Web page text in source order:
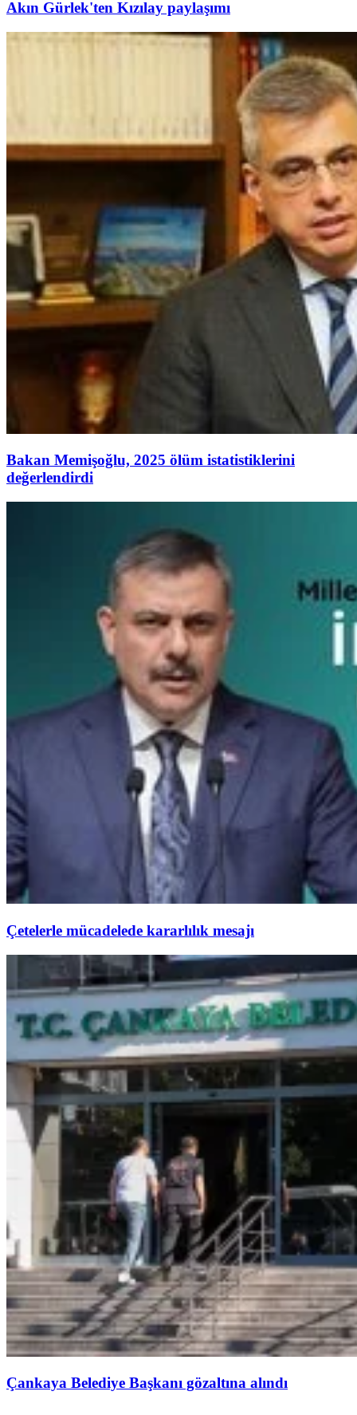
Akın Gürlek'ten Kızılay paylaşımı
Bakan Memişoğlu, 2025 ölüm istatistiklerini
değerlendirdi
Çetelerle mücadelede kararlılık mesajı
Çankaya Belediye Başkanı gözaltına alındı